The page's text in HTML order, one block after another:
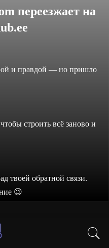
переезжает на
и правдой — но пришло
строить всё заново и
твоей обратной связи.
😉